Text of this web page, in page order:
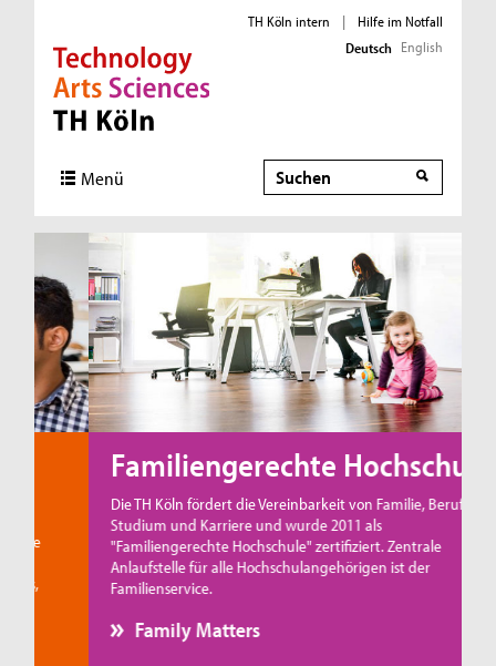
Direkt zur Hauptnavigation
Direkt zur Subnavigation
Direkt zum Inhalt
Direkt zum Fußbereich
TH Köln intern |
Hilfe im Notfall
Deutsch English
Menü Suche
Familiengerechte Hochschule
Die TH Köln fördert die Vereinbarkeit von Familie, Beruf,
Studium und Karriere und wurde 2011 als
"Familiengerechte Hochschule" zertifiziert. Zentrale
Anlaufstelle für alle Hochschulangehörigen ist der
Familienservice.
Family Matters